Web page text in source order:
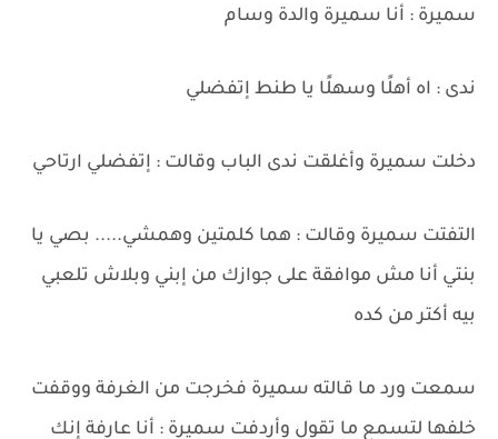
سميرة : أنا سميرة والدة وسام
ندى : اه أهلًا وسهلًا يا طنط إتفضلي
دخلت سميرة وأغلقت ندى الباب وقالت : إتفضلي ارتاحي
التفتت سميرة وقالت : هما كلمتين وهمشي..... بصي يا
بنتي أنا مش موافقة على جوازك من إبني وبلاش تلعبي
بيه أكتر من كده
سمعت ورد ما قالته سميرة فخرجت من الغرفة ووقفت
خلفها لتسمع ما تقول وأردفت سميرة : أنا عارفة إنك